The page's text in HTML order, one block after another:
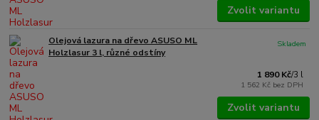
Zvolit variantu
Olejová lazura na dřevo ASUSO ML
Holzlasur 3 l, různé odstíny
1 890 Kč/3 l
1 562 Kč bez DPH
Skladem
Zvolit variantu